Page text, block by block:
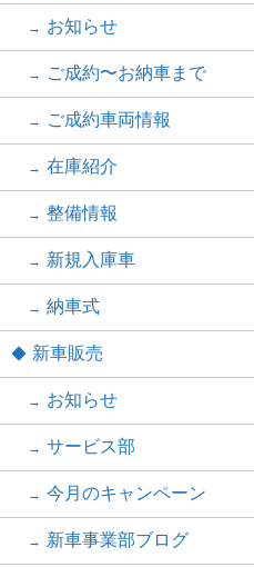
お知らせ
ご成約〜お納車まで
ご成約車両情報
在庫紹介
整備情報
新規入庫車
納車式
新車販売
お知らせ
サービス部
今月のキャンペーン
新車事業部ブログ